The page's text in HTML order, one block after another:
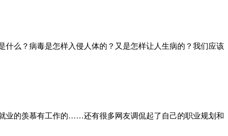
么？病毒是怎样入侵人体的？又是怎样让人生病的？我们应该
业的羡慕有工作的……还有很多网友调侃起了自己的职业规划和